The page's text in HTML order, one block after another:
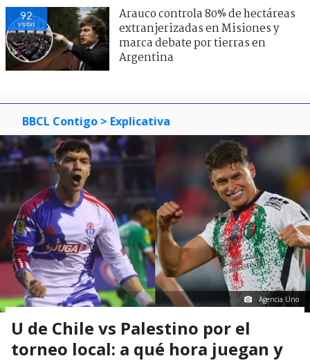
92
visitas
Arauco controla 80% de hectáreas
extranjerizadas en Misiones y
marca debate por tierras en
Argentina
BBCL Contigo > Explicativa
Agencia Uno
U de Chile vs Palestino por el
torneo local: a qué hora juegan y